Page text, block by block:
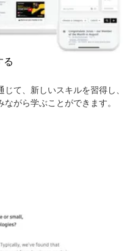
る
て、新しいスキルを習得し、
がら学ぶことができます。